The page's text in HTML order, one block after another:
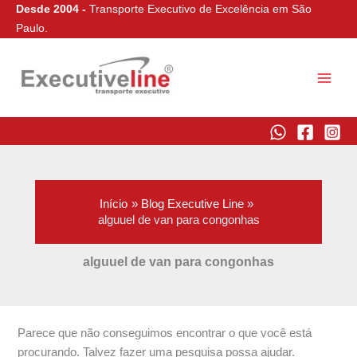
para
Desde 2004 - Transporte Executivo de Excelência em São
Paulo.
Início
Blog Executive Line
alguuel de van para congonhas
alguuel de van para congonhas
Parece que não conseguimos encontrar o que você está
procurando. Talvez fazer uma pesquisa possa ajudar.
Pesquisar
por: